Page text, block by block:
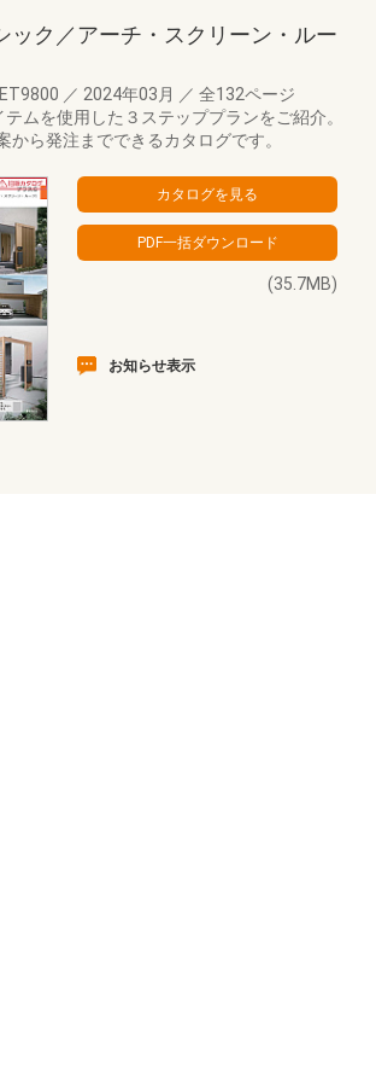
ック／アーチ・スクリーン・ルー
／ 2024年03月 ／ 全132ページ
ムを使用した３ステッププランをご紹介。
から発注までできるカタログです。
(35.7MB)
お知らせ表示